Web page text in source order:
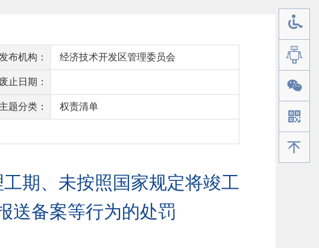
发布机构： 经济技术开发区管理委员会
废止日期：
主题分类： 权责清单
期、未按照国家规定将竣工
送备案等行为的处罚
手机版